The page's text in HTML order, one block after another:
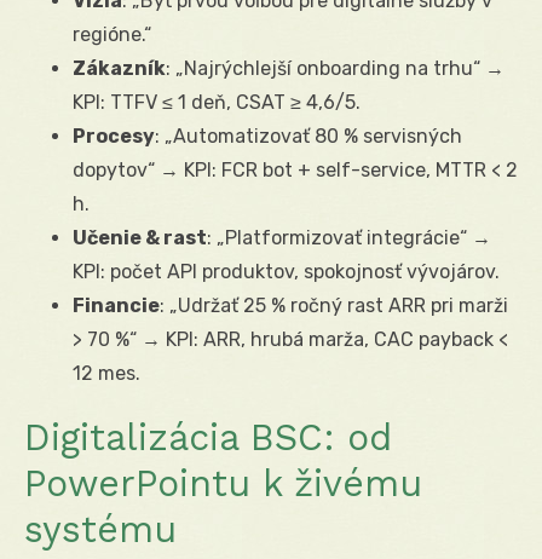
regióne.“
Zákazník: „Najrýchlejší onboarding na trhu“ →
KPI: TTFV ≤ 1 deň, CSAT ≥ 4,6/5.
Procesy: „Automatizovať 80 % servisných
dopytov“ → KPI: FCR bot + self-service, MTTR < 2
h.
Učenie & rast: „Platformizovať integrácie“ →
KPI: počet API produktov, spokojnosť vývojárov.
Financie: „Udržať 25 % ročný rast ARR pri marži
> 70 %“ → KPI: ARR, hrubá marža, CAC payback <
12 mes.
Digitalizácia BSC: od
PowerPointu k živému
systému